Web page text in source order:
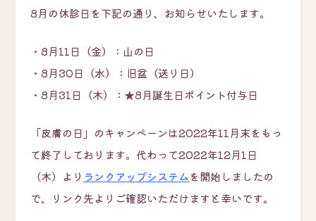
8月の休診日を下記の通り、お知らせいたします。
・8月11日（金）：山の日
・8月30日（水）：旧盆（送り日）
・8月31日（木）：★8月誕生日ポイント付与日
「皮膚の日」のキャンペーンは2022年11月末をもっ
て終了しております。代わって2022年12月1日
（木）より ランクアップシステムを開始しましたの
で、リンク先よりご確認いただけますと幸いです。